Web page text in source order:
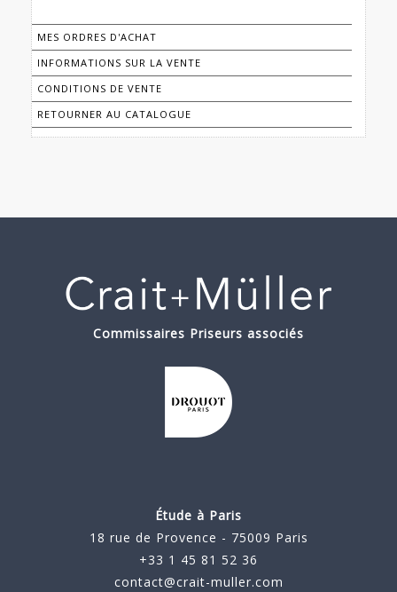
MES ORDRES D'ACHAT
INFORMATIONS SUR LA VENTE
CONDITIONS DE VENTE
RETOURNER AU CATALOGUE
Commissaires Priseurs associés
Étude à Paris
18 rue de Provence - 75009 Paris
+33 1 45 81 52 36
contact@crait-muller.com